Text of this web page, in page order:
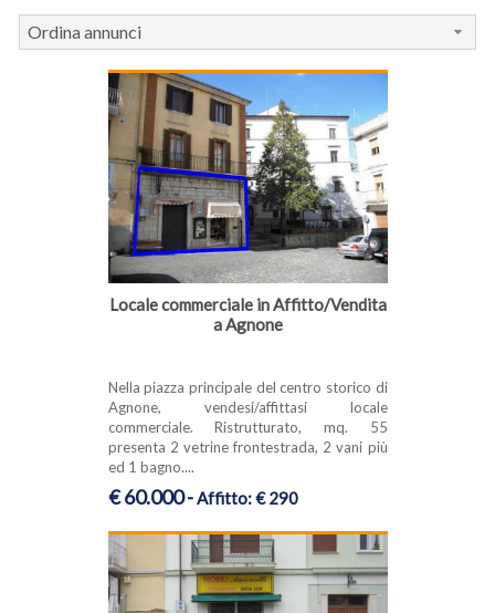
Ordina annunci
Locale commerciale in Affitto/Vendita
a Agnone
Nella piazza principale del centro storico di
Agnone, vendesi/affittasi locale
commerciale. Ristrutturato, mq. 55
presenta 2 vetrine frontestrada, 2 vani più
ed 1 bagno....
€ 60.000 -Affitto: € 290